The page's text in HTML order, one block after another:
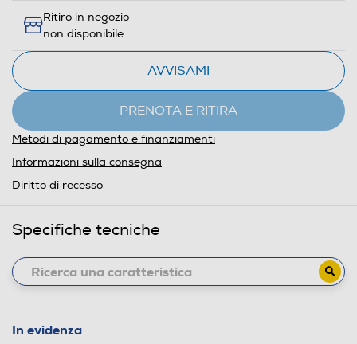
Ritiro in negozio
non disponibile
AVVISAMI
PRENOTA E RITIRA
Metodi di pagamento e finanziamenti
Informazioni sulla consegna
Diritto di recesso
Specifiche tecniche
In evidenza